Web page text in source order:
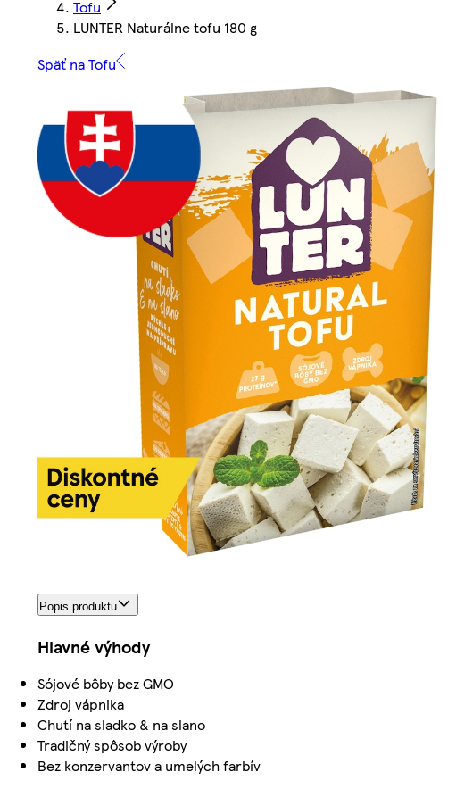
Tofu
LUNTER Naturálne tofu 180 g
Späť na Tofu
Popis produktu
Hlavné výhody
Sójové bôby bez GMO
Zdroj vápnika
Chutí na sladko & na slano
Tradičný spôsob výroby
Bez konzervantov a umelých farbív